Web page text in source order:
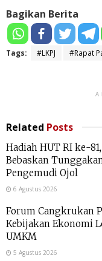
Bagikan Berita
Tags: #LKPJ #Rapat
Related Posts
Hadiah HUT RI ke-
Bebaskan
Pengemudi Ojol
6 Agustus 2026
Forum Cangkrukan
Kebijakan Ekonomi
UMKM
5 Agustus 2026